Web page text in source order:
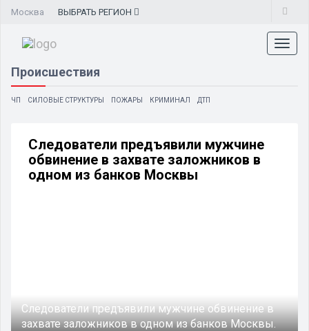
Москва ВЫБРАТЬ РЕГИОН
Происшествия
ЧП СИЛОВЫЕ СТРУКТУРЫ ПОЖАРЫ КРИМИНАЛ ДТП
Следователи предъявили мужчине
обвинение в захвате заложников в
одном из банков Москвы
Следователи предъявили мужчине обвинение в
захвате заложников в одном из банков Москвы.